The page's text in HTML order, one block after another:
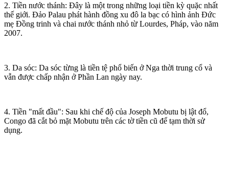
2. Tiền nước thánh: Đây là một trong những loại tiền kỳ quặc nhất
thế giới. Đảo Palau phát hành đồng xu đô la bạc có hình ảnh Đức
mẹ Đồng trinh và chai nước thánh nhỏ từ Lourdes, Pháp, vào năm
2007.
3. Da sóc: Da sóc từng là tiền tệ phổ biến ở Nga thời trung cổ và
vẫn được chấp nhận ở Phần Lan ngày nay.
4. Tiền "mất đầu": Sau khi chế độ của Joseph Mobutu bị lật đổ,
Congo đã cắt bỏ mặt Mobutu trên các tờ tiền cũ để tạm thời sử
dụng.